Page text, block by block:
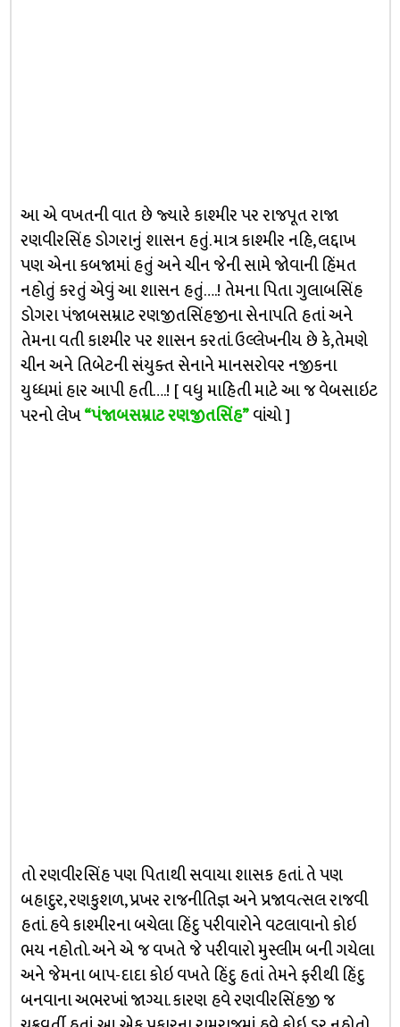
આ એ વખતની વાત છે જ્યારે કાશ્મીર પર રાજપૂત રાજા
રણવીરસિંહ ડોગરાનું શાસન હતું. માત્ર કાશ્મીર નહિ, લદ્દાખ
પણ એના કબજામાં હતું અને ચીન જેની સામે જોવાની હિંમત
નહોતું કરતું એવું આ શાસન હતું….! તેમના પિતા ગુલાબસિંહ
ડોગરા પંજાબસમ્રાટ રણજીતસિંહજીના સેનાપતિ હતાં અને
તેમના વતી કાશ્મીર પર શાસન કરતાં. ઉલ્લેખનીય છે કે,તેમણે
ચીન અને તિબેટની સંયુક્ત સેનાને માનસરોવર નજીકના
યુધ્ધમાં હાર આપી હતી….! [ વધુ માહિતી માટે આ જ વેબસાઇટ
પરનો લેખ“પંજાબસમ્રાટ રણજીતસિંહ”વાંચો ]
તો રણવીરસિંહ પણ પિતાથી સવાયા શાસક હતાં. તે પણ
બહાદુર, રણકુશળ, પ્રખર રાજનીતિજ્ઞ અને પ્રજાવત્સલ રાજવી
હતાં. હવે કાશ્મીરના બચેલા હિંદુ પરીવારોને વટલાવાનો કોઇ
ભય નહોતો. અને એ જ વખતે જે પરીવારો મુસ્લીમ બની ગયેલા
અને જેમના બાપ-દાદા કોઇ વખતે હિંદુ હતાં તેમને ફરીથી હિંદુ
બનવાના અભરખાં જાગ્યા. કારણ હવે રણવીરસિંહજી જ